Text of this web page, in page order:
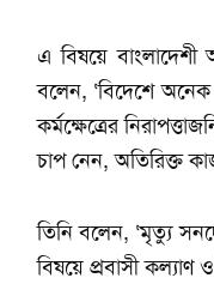
এ বিষয়ে বাংলাদেশী
বলেন, ‘বিদেশে
কর্মক্ষেত্রের
চাপ নেন, অতিরিক্ত
তিনি বলেন, ‘মৃত্যু
বিষয়ে প্রবাসী কল্যাণ